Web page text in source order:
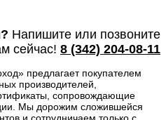
Напишите или позвоните
сейчас! 8 (342) 204-08-11
предлагает покупателем
производителей,
сопровождающие
Мы дорожим сложившейся